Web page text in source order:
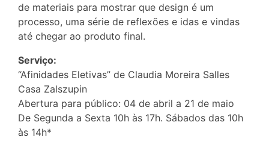
de materiais para mostrar que design é um
processo, uma série de reflexões e idas e vindas
até chegar ao produto final.
Serviço:
“Afinidades Eletivas” de Claudia Moreira Salles
Casa Zalszupin
Abertura para público: 04 de abril a 21 de maio
De Segunda a Sexta 10h às 17h. Sábados das 10h
às 14h*